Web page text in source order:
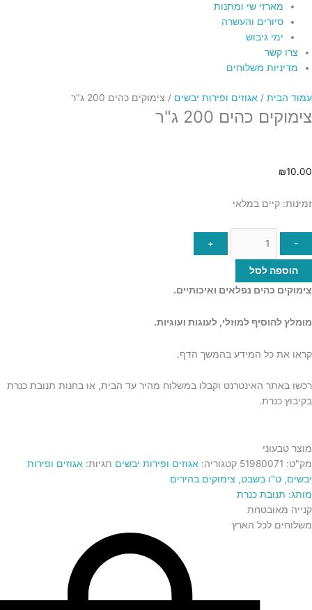
מארזי שי ומתנות
סיורים והעשרה
ימי גיבוש
צרו קשר
מדיניות משלוחים
עמוד הבית / אגוזים ופירות יבשים / צימוקים כהים 200 ג"ר
צימוקים כהים 200 ג"ר
₪10.00
זמינות: קיים במלאי
-
+
הוספה לסל
צימוקים כהים נפלאים ואיכותיים.
מומלץ להוסיף למוזלי, לעוגות ועוגיות.
קראו את כל המידע בהמשך הדף.
רכשו באתר האינטרנט וקבלו במשלוח מהיר עד הבית, או בחנות תנובת כנרת
בקיבוץ כנרת.
מוצר טבעוני
מק"ט: 51980071 קטגוריה: אגוזים ופירות יבשים תגיות: אגוזים ופירות
יבשים, ט"ו בשבט, צימוקים בהירים
מותג: תנובת כנרת
קנייה מאובטחת
משלוחים לכל הארץ